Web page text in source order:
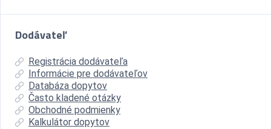
Dodávateľ
Registrácia dodávateľa
Informácie pre dodávateľov
Databáza dopytov
Často kladené otázky
Obchodné podmienky
Kalkulátor dopytov